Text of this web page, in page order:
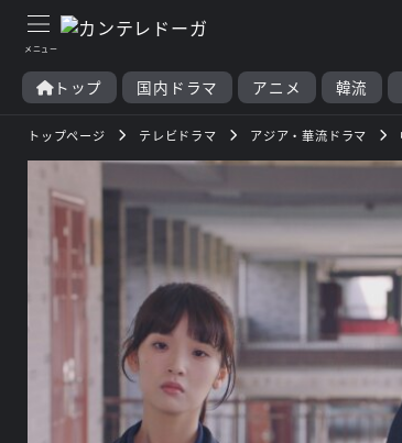
トップ 国内ドラマ アニメ 韓流
トップページ テレビドラマ アジア・華流ドラマ